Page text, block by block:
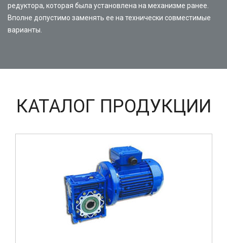
редуктора, которая была установлена на механизме ранее.
Вполне допустимо заменять ее на технически совместимые
варианты.
КАТАЛОГ ПРОДУКЦИИ